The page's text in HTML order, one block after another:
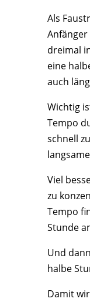
Als
dreimal
eine
auch
Wichtig
Tempo
schnell
Viel
zu
Tempo
Stunde
Und
halbe
Damit